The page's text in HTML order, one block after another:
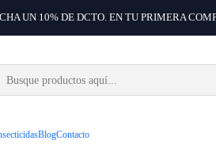
BlogContacto
UN 10% DE DCTO. EN TU PRIMERA
Inicio Arbustos ornamentales Carex